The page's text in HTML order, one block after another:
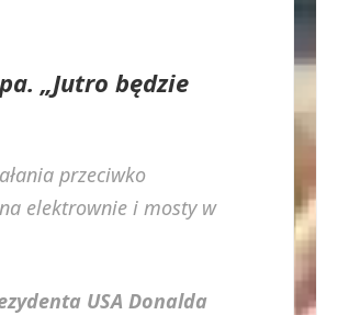
„Jutro będzie
przeciwko
elektrownie i mosty w
USA Donalda